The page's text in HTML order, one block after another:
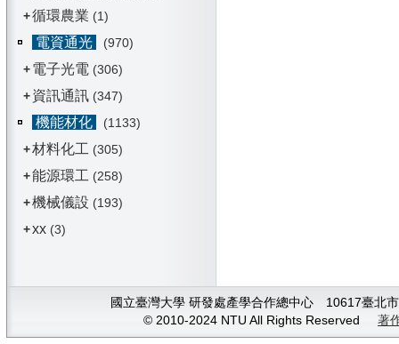
+循環農業 (1)
電資通光
(970)
+ 電子光電 (306)
+ 資訊通訊(347)
機能材化
(1133)
+材料化工 (305)
+能源環工 (258)
+機械儀設 (193)
+xx(3)
國立臺灣大學 研發處產學合作總中心 10617臺
© 2010-2024 NTU All Rights Reserved 著